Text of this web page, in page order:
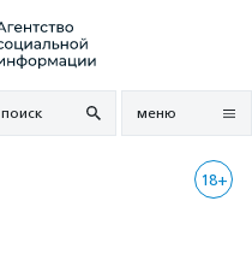
поиск меню
18+